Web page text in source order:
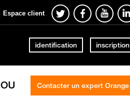
Espace client
identification inscription
OU Contacter un expert Orange